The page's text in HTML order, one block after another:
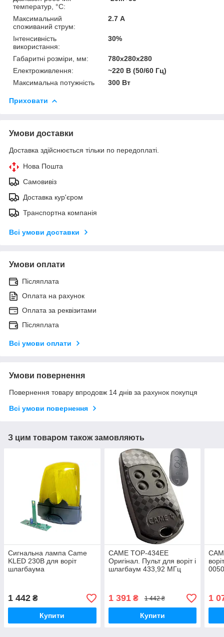
температур, °С:
Максимальний
споживаний струм:
2.7 А
Інтенсивність
використання:
30%
Габаритні розміри, мм:
780х280х280
Електроживлення:
~220 В (50/60 Гц)
Максимальна потужність
300 Вт
Приховати
Умови доставки
Доставка здійснюється тільки по передоплаті.
Нова Пошта
Самовивіз
Доставка кур'єром
Транспортна компанія
Всі умови доставки
Умови оплати
Післяплата
Оплата на рахунок
Оплата за реквізитами
Післяплата
Всі умови оплати
Умови повернення
Повернення товару впродовж 14 днів за рахунок покупця
Всі умови повернення
З цим товаром також замовляють
Сигнальна лампа Came
KLED 230В для воріт
шлагбаума
1 442 ₴
Купити
CAME TOP-434EE
Оригінал. Пульт для воріт і
шлагбаум 433,92 МГц
1 391₴ 1 442 ₴
Купити
1